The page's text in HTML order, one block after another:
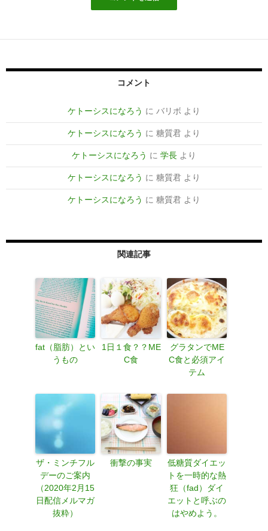
コメント
ケトーシスになろう に バリボ より
ケトーシスになろう に 糖質君 より
ケトーシスになろう に 学長 より
ケトーシスになろう に 糖質君 より
ケトーシスになろう に 糖質君 より
関連記事
fat（脂肪）とい
うもの
1日１食？？ME
C食
グラタンでME
C食と必須アイ
テム
ザ・ミンチフル
デーのご案内
（2020年2月15
日配信メルマガ
抜粋）
衝撃の事実
低糖質ダイエッ
トを一時的な熱
狂（fad）ダイ
エットと呼ぶの
はやめよう。